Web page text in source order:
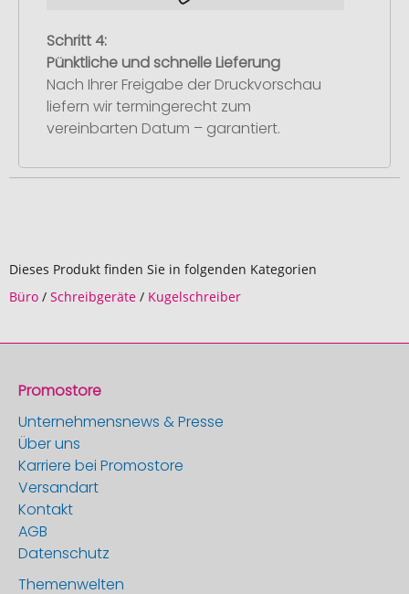
Schritt 4:
Pünktliche und schnelle Lieferung
Nach Ihrer Freigabe der Druckvorschau
liefern wir termingerecht zum
vereinbarten Datum – garantiert.
Dieses Produkt finden Sie in folgenden Kategorien
Büro / Schreibgeräte / Kugelschreiber
Promostore
Unternehmensnews & Presse
Über uns
Karriere bei Promostore
Versandart
Kontakt
AGB
Datenschutz
Themenwelten